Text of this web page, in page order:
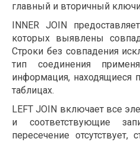
главный и вторичный
INNER JOIN
которых выявлены
Строки без совпадения
тип соединения
информация, находящиеся
таблицах.
LEFT JOIN включает все
и соответствующие
пересечение